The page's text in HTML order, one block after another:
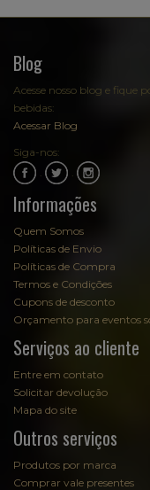
Blog
Acesse nosso blog e fique
bebidas:
Acessar Blog
Siga-nos:
Informações
Quem Somos
Políticas de Envio
Políticas de Compra
Termos e Condições
Cupons de desconto
Orçamento para eventos
Serviços ao cliente
Entre em contato
Solicitar devolução
Mapa do site
Outros serviços
Produtos por marca
Comprar vale presentes